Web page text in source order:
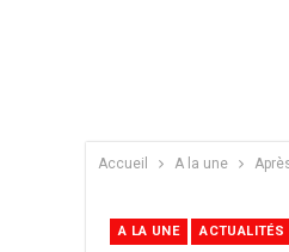
Accueil A la une
A LA UNE ACTUALITÉS